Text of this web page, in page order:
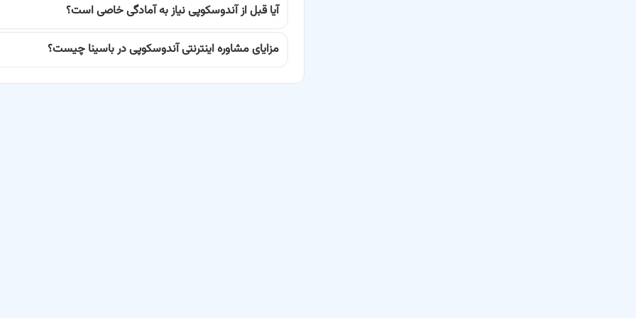
نتایج قابل اعتمادی را ارائه کند. در باسینا، ما لیستی از بهترین
زمینه هستند تا شما بتوانید با اطمینان کامل، پزشک مورد نظر خود را
دقت در انجام آندوسکوپی، از جمله وارد کردن صحیح آندوسکوپ،
آیا قبل از آندوسکوپی نیاز به آمادگی خاصی است؟
مزایای مشاوره اینترنتی آندوسکوپی در باسینا چیست؟